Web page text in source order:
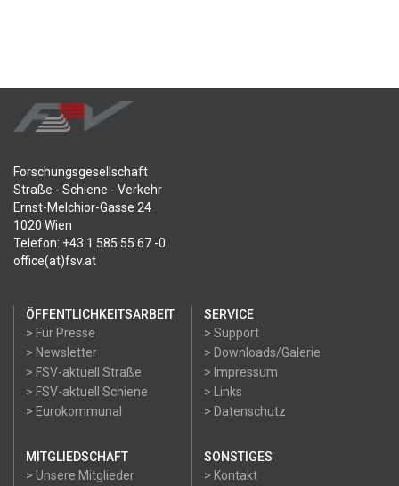
Forschungsgesellschaft
Straße - Schiene - Verkehr
Ernst-Melchior-Gasse 24
1020 Wien
Telefon: +43 1 585 55 67 -0
office(at)fsv.at
ÖFFENTLICHKEITSARBEIT
> Für Presse
> Newsletter
> FSV-aktuell Straße
> FSV-aktuell Schiene
> Eurokommunal
SERVICE
> Support
> Downloads/Galerie
> Impressum
> Links
> Datenschutz
MITGLIEDSCHAFT
> Unsere Mitglieder
SONSTIGES
> Kontakt